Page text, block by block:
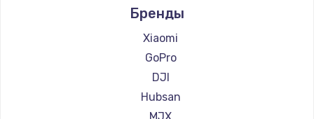
900 руб.
Заказать
Замена регулятора режимов конфорки
900 руб.
Бренды
Xiaomi
GoPro
DJI
Hubsan
MJX